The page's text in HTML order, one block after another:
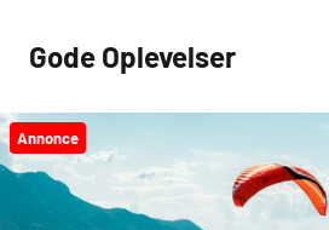
Gode Oplevelser
Annonce